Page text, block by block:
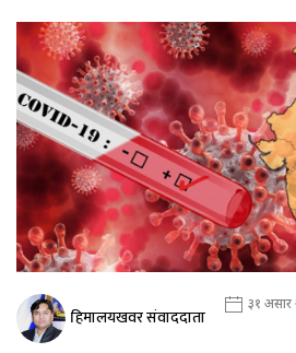
हिमालयखवर संवाददाता ३१ असार